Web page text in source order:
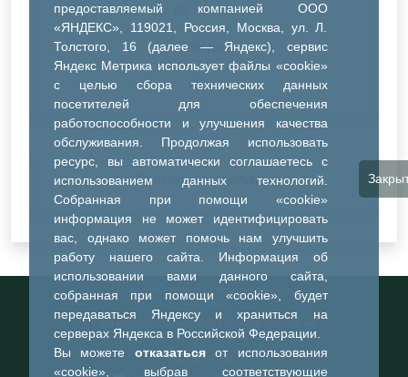
предоставляемый компанией ООО
«ЯНДЕКС», 119021, Россия, Москва, ул. Л.
Толстого, 16 (далее — Яндекс), сервис
Яндекс Метрика использует файлы «cookie»
с целью сбора технических данных
посетителей для обеспечения
работоспособности и улучшения качества
обслуживания. Продолжая использовать
ресурс, вы автоматически соглашаетесь с
использованием данных технологий.
Собранная при помощи «cookie»
информация не может идентифицировать
вас, однако может помочь нам улучшить
работу нашего сайта. Информация об
использовании вами данного сайта,
собранная при помощи «cookie», будет
передаваться Яндексу и храниться на
серверах Яндекса в Российской Федерации.
Вы можете отказатьсяот использования
«cookie», выбрав соответствующие
ДК Речник
ДК Водник
Иное
Очистить все фильтры
Информационный портал города
Тобольска
При использовании материалов ссылка на
портал обязательна
©2023-2026